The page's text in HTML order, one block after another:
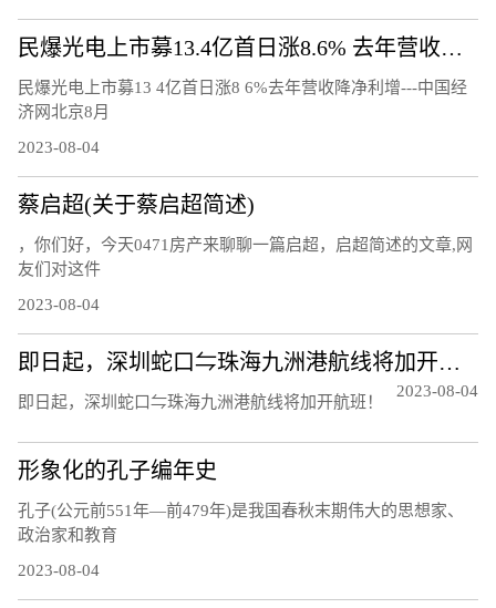
民爆光电上市募13.4亿首日涨8.6% 去年营收降净利增
民爆光电上市募13 4亿首日涨8 6%去年营收降净利增---中国经
济网北京8月
2023-08-04
蔡启超(关于蔡启超简述)
，你们好，今天0471房产来聊聊一篇启超，启超简述的文章,网
友们对这件
2023-08-04
即日起，深圳蛇口⇋珠海九洲港航线将加开航班！
即日起，深圳蛇口⇋珠海九洲港航线将加开航班！
2023-08-04
形象化的孔子编年史
孔子(公元前551年—前479年)是我国春秋末期伟大的思想家、
政治家和教育
2023-08-04